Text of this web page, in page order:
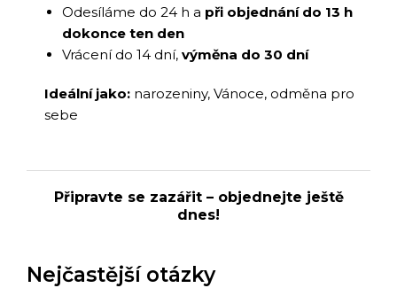
Odesíláme do 24 h a při objednání do 13 h
dokonce ten den
Vrácení do 14 dní, výměna do 30 dní
Ideální jako: narozeniny, Vánoce, odměna pro
sebe
Připravte se zazářit – objednejte ještě
dnes!
Nejčastější otázky